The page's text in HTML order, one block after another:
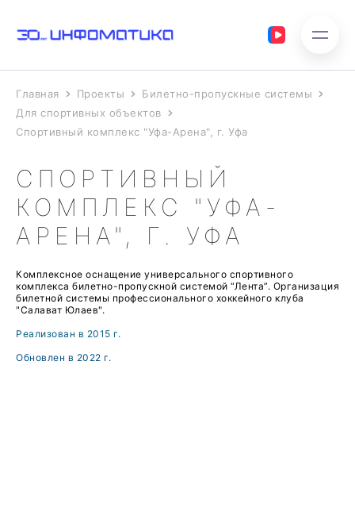
Главная Проекты
Билетно-пропускные системы
Для спортивных объектов
Спортивный комплекс "Уфа-Арена", г. Уфа
СПОРТИВНЫЙ
КОМПЛЕКС "УФА-
АРЕНА", Г. УФА
Комплексное оснащение универсального спортивного
комплекса билетно-пропускной системой “Лента”. Организация
билетной системы профессионального хоккейного клуба
"Салават Юлаев".
Реализован в 2015 г.
Обновлен в 2022 г.